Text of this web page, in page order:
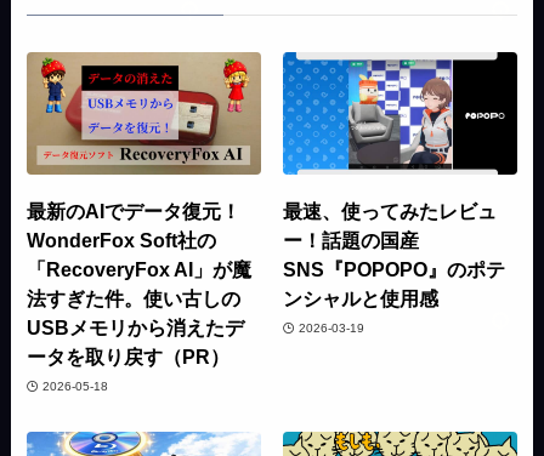
最新のAIでデータ復元！
WonderFox Soft社の
「RecoveryFox AI」が魔
法すぎた件。使い古しの
USBメモリから消えたデ
ータを取り戻す（PR）
2026-05-18
最速、使ってみたレビュ
ー！話題の国産
SNS『POPOPO』のポテ
ンシャルと使用感
2026-03-19